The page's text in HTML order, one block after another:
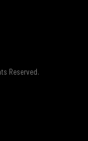
Reserved.